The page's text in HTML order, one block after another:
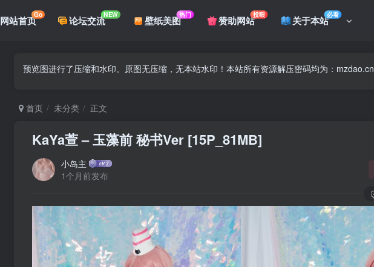
网站首页Go 论坛交流NEW 壁纸美图热门 赞助网站投喂 关于本站必看
预览图进行了压缩和水印。原图无压缩，无本站水印！本站所有资源解压密码均为：mzdao.cn
首页 未分类 正文
KaYa萱 – 玉藻前 秘书Ver [15P_81MB]
小岛主
1个月前发布